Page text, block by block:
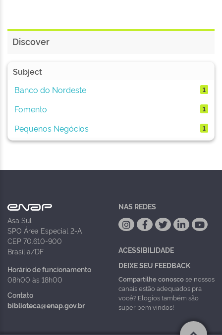
Discover
Subject
Banco do Nordeste
1
Fomento 1
Pequenos Negócios 1
Asa Sul
SPO Área Especial 2-A
CEP 70.610-900
Brasília/DF
Horário de funcionamento
08h00 às 18h00
Contato
biblioteca@enap.gov.br
NAS REDES
ACESSIBILIDADE
DEIXE SEU FEEDBACK
Compartilhe conoscose nossos
canais estão adequados pra
você? Elogios também são
super bem vindos!